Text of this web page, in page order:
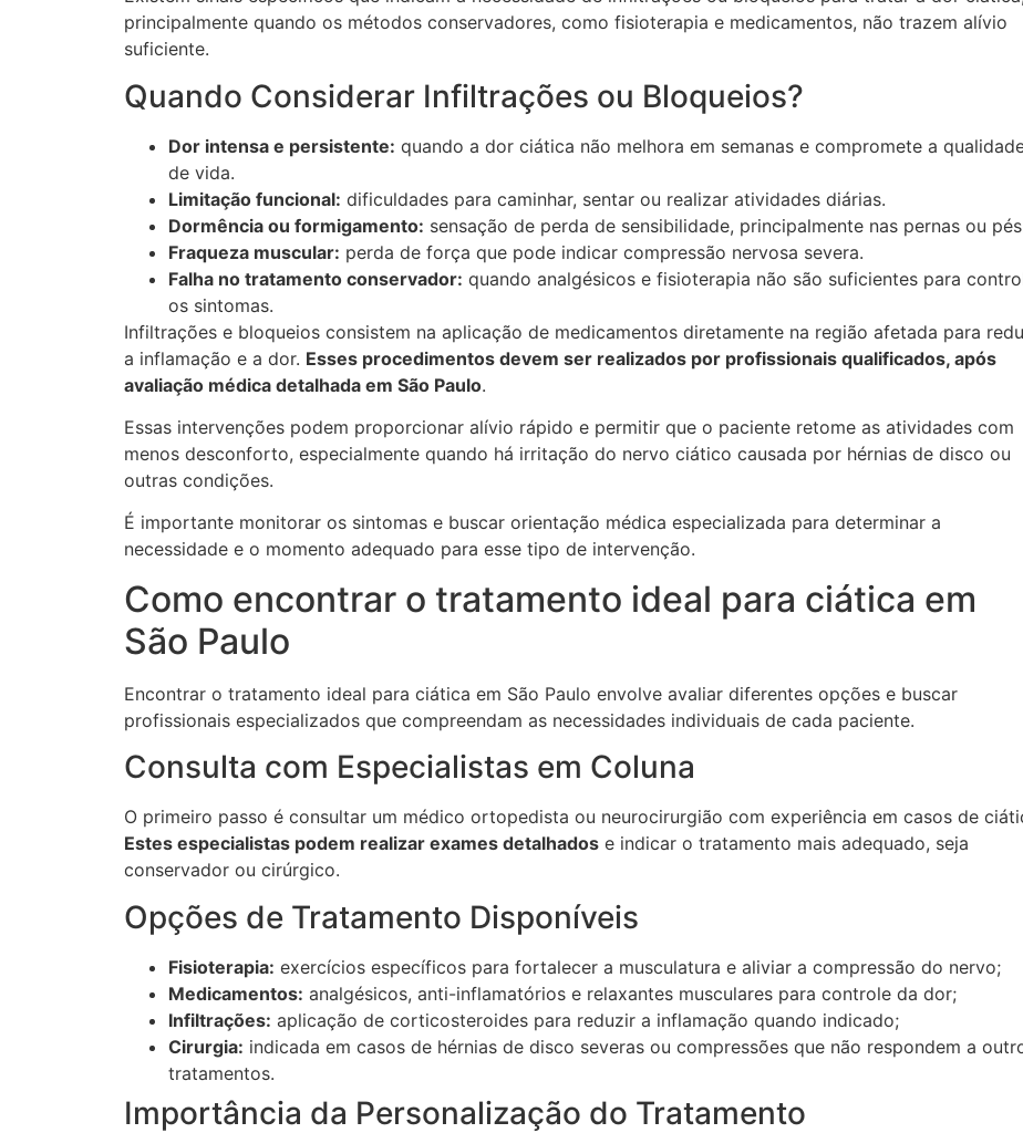
principalmente quando os métodos conservadores, como fisioterapia e medicamentos, não trazem alívio
suficiente.
Quando Considerar Infiltrações ou Bloqueios?
Dor intensa e persistente: quando a dor ciática não melhora em semanas e compromete a
de vida.
Limitação funcional: dificuldades para caminhar, sentar ou realizar atividades diárias.
Dormência ou formigamento: sensação de perda de sensibilidade, principalmente nas pernas ou
Fraqueza muscular: perda de força que pode indicar compressão nervosa severa.
Falha no tratamento conservador: quando analgésicos e fisioterapia não são suficientes para
os sintomas.
Infiltrações e bloqueios consistem na aplicação de medicamentos diretamente na região afetada para
a inflamação e a dor. Esses procedimentos devem ser realizados por profissionais qualificados, após
avaliação médica detalhada em São Paulo.
Essas intervenções podem proporcionar alívio rápido e permitir que o paciente retome as atividades com
menos desconforto, especialmente quando há irritação do nervo ciático causada por hérnias de disco ou
outras condições.
É importante monitorar os sintomas e buscar orientação médica especializada para determinar a
necessidade e o momento adequado para esse tipo de intervenção.
Como encontrar o tratamento ideal para ciática em
São Paulo
Encontrar o tratamento ideal para ciática em São Paulo envolve avaliar diferentes opções e buscar
profissionais especializados que compreendam as necessidades individuais de cada paciente.
Consulta com Especialistas em Coluna
O primeiro passo é consultar um médico ortopedista ou neurocirurgião com experiência em casos de
Estes especialistas podem realizar exames detalhados e indicar o tratamento mais adequado, seja
conservador ou cirúrgico.
Opções de Tratamento Disponíveis
Fisioterapia: exercícios específicos para fortalecer a musculatura e aliviar a compressão do nervo;
Medicamentos: analgésicos, anti-inflamatórios e relaxantes musculares para controle da dor;
Infiltrações: aplicação de corticosteroides para reduzir a inflamação quando indicado;
Cirurgia: indicada em casos de hérnias de disco severas ou compressões que não respondem a
tratamentos.
Importância da Personalização do Tratamento